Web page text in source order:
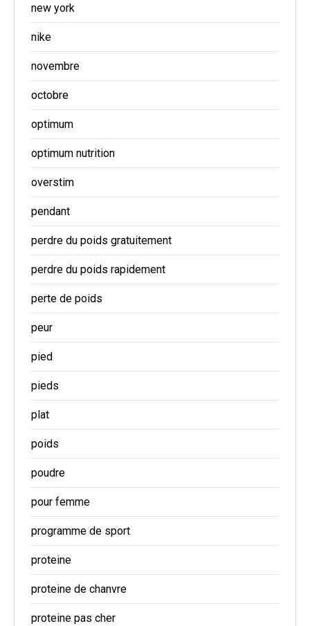
new york
nike
novembre
octobre
optimum
optimum nutrition
overstim
pendant
perdre du poids gratuitement
perdre du poids rapidement
perte de poids
peur
pied
pieds
plat
poids
poudre
pour femme
programme de sport
proteine
proteine de chanvre
proteine pas cher